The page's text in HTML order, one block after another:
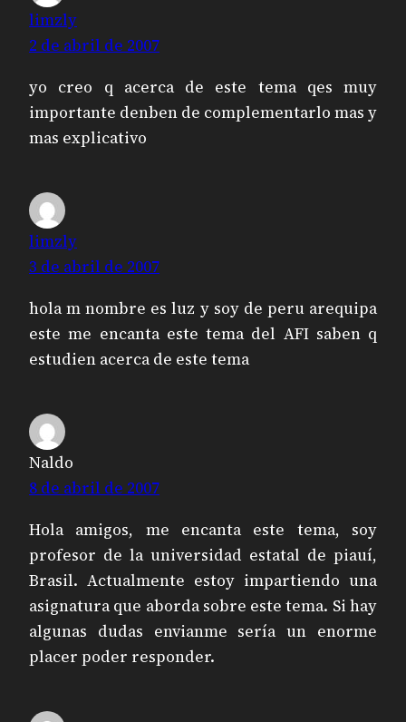
limzly
2 de abril de 2007
yo creo q acerca de este tema qes muy
importante denben de complementarlo mas y
mas explicativo
limzly
3 de abril de 2007
hola m nombre es luz y soy de peru arequipa
este me encanta este tema del AFI saben q
estudien acerca de este tema
Naldo
8 de abril de 2007
Hola amigos, me encanta este tema, soy
profesor de la universidad estatal de piauí,
Brasil. Actualmente estoy impartiendo una
asignatura que aborda sobre este tema. Si hay
algunas dudas envianme sería un enorme
placer poder responder.